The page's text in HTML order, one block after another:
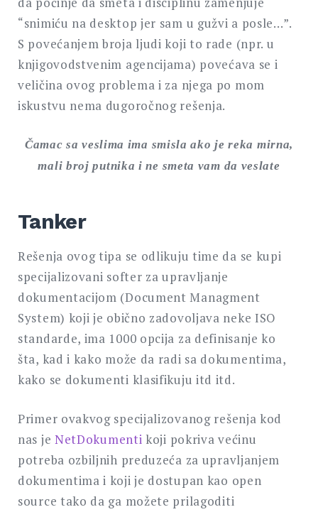
“snimiću na desktop jer sam u gužvi a posle…”.
S povećanjem broja ljudi koji to rade (npr. u
knjigovodstvenim agencijama) povećava se i
veličina ovog problema i za njega po mom
iskustvu nema dugoročnog rešenja.
Čamac sa veslima ima smisla ako je reka mirna,
mali broj putnika i ne smeta vam da veslate
Tanker
Rešenja ovog tipa se odlikuju time da se kupi
specijalizovani softer za upravljanje
dokumentacijom (Document Managment
System) koji je obično zadovoljava neke ISO
standarde, ima 1000 opcija za definisanje ko
šta, kad i kako može da radi sa dokumentima,
kako se dokumenti klasifikuju itd itd.
Primer ovakvog specijalizovanog rešenja kod
nas je NetDokumenti koji pokriva većinu
potreba ozbiljnih preduzeća za upravljanjem
dokumentima i koji je dostupan kao open
source tako da ga možete prilagoditi